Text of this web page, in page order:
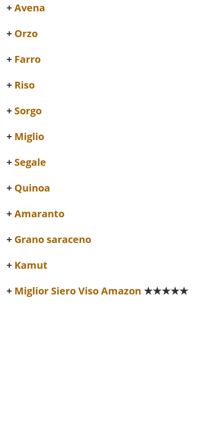
Avena
Orzo
Farro
Riso
Sorgo
Miglio
Segale
Quinoa
Amaranto
Grano saraceno
Kamut
Miglior Siero Viso Amazon ★★★★★